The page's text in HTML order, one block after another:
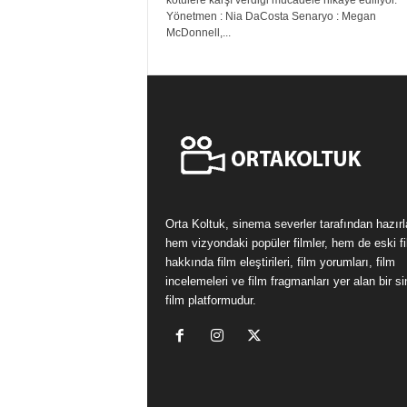
Yönetmen : Nia DaCosta Senaryo : Megan
McDonnell,...
Orta Koltuk, sinema severler tarafından
hem vizyondaki popüler filmler, hem de eski
hakkında film eleştirileri, film yorumları, film
incelemeleri ve film fragmanları yer alan bir
film platformudur.